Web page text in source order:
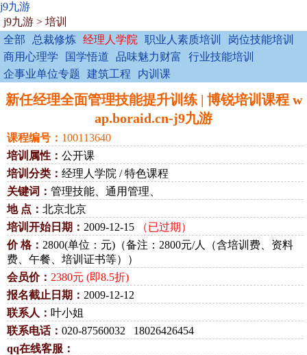
j9九游
j9九游 > 培训
全部
总裁修炼 经理人学院 职业人素质培训
岗位技能培训
商用心理学
国学悟道 品味魅力财富
行业技能培训
企事业单位专题
建筑工程 内训课
新任经理全面管理技能提升训练 | 博锐培训课程 w
ap.boraid.cn-j9九游
课程编号： 100113640
培训属性： 公开课
培训分类： 经理人学院 / 特色课程
关键词： 管理技能、通用管理、
地 点： 北京北京
培训开始日期： 2009-12-15
（已过期）
价 格： 2800(单位：元)（备注：2800元/人（含培训费、资料
费、午餐、培训证书等））
会员价： 2380元 (即8.5折)
报名截止日期： 2009-12-12
联系人： 叶小姐
联系电话： 020-87560032 18026426454
qq在线客服：